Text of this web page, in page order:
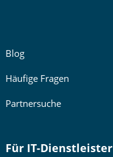
Blog
Häufige Fragen
Partnersuche
Für IT-Dienstleister